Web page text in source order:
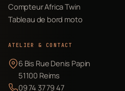
Compteur Africa Twin
Tableau de bord moto
ATELIER & CONTACT
6 Bis Rue Denis Papin
51100 Reims
09 74 37 79 47